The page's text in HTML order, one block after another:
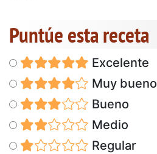
Puntúe esta receta
Excelente
Muy bueno
Bueno
Medio
Regular